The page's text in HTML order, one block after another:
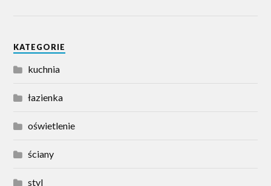
KATEGORIE
kuchnia
łazienka
oświetlenie
ściany
styl